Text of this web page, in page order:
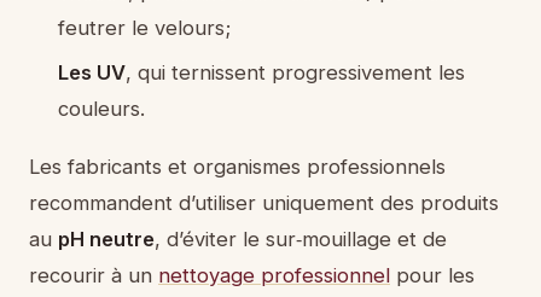
feutrer le velours;
Les UV, qui ternissent progressivement les
couleurs.
Les fabricants et organismes professionnels
recommandent d’utiliser uniquement des produits
au pH neutre, d’éviter le sur‑mouillage et de
recourir à un nettoyage professionnel pour les